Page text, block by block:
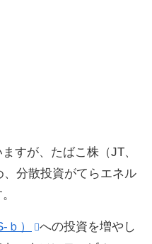
すが、たばこ株（JT、
分散投資がてらエネル
）
への投資を増やし